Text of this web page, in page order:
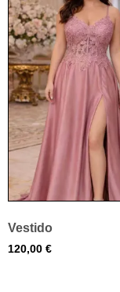
Vestido
120,00 €